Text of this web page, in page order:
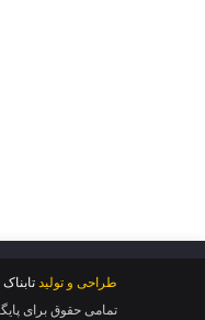
طراحی و تولید
تمامی حقوق برای